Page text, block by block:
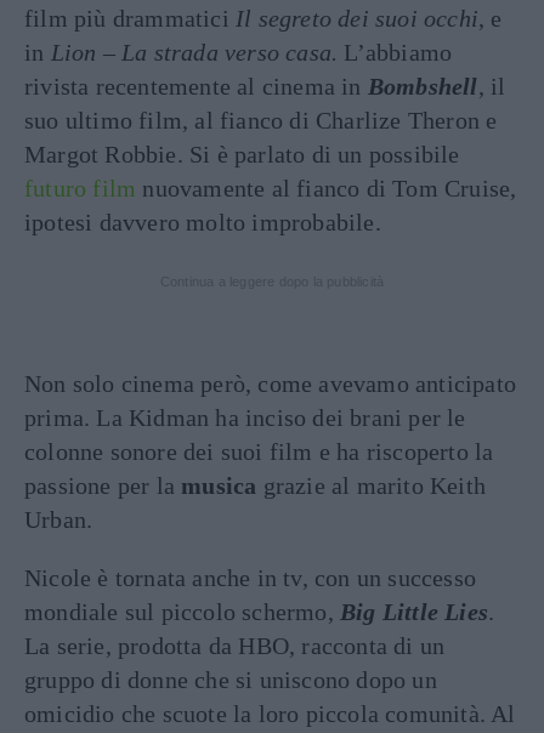
film più drammatici Il segreto dei suoi occhi, e
in Lion – La strada verso casa. L’abbiamo
rivista recentemente al cinema in Bombshell, il
suo ultimo film, al fianco di Charlize Theron e
Margot Robbie. Si è parlato di un possibile
futuro film nuovamente al fianco di Tom Cruise,
ipotesi davvero molto improbabile.
Non solo cinema però, come avevamo anticipato
prima. La Kidman ha inciso dei brani per le
colonne sonore dei suoi film e ha riscoperto la
passione per la musica grazie al marito Keith
Urban.
Nicole è tornata anche in tv, con un successo
mondiale sul piccolo schermo, Big Little Lies.
La serie, prodotta da HBO, racconta di un
gruppo di donne che si uniscono dopo un
omicidio che scuote la loro piccola comunità. Al